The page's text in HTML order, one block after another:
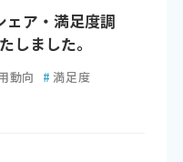
ェア・満足度調
しました。
動向 # 満足度